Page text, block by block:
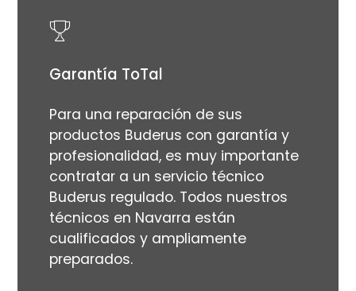
Garantía ToTal
Para una reparación de sus
productos Buderus con garantía y
profesionalidad, es muy importante
contratar a un servicio técnico
Buderus regulado. Todos nuestros
técnicos en Navarra están
cualificados y ampliamente
preparados.